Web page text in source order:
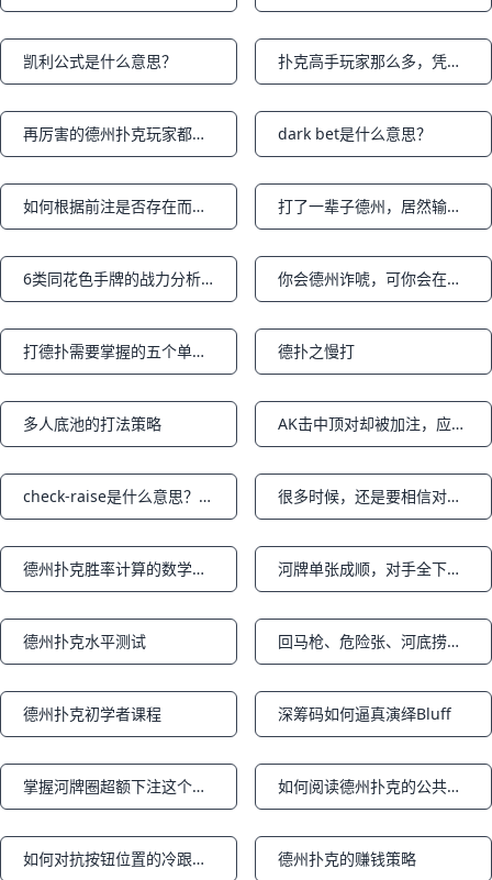
Notifications
凯利公式是什么意思？ Notifications 扑克高手玩家那么多，凭什么不能多你一个？
Notifications 再厉害的德州扑克玩家都有下风期 Notifications
dark bet是什么意思？
Notifications 如何根据前注是否存在而调整你的锦标赛策略 Notifications 打了一辈子德州，居然输给了新手AI！（上篇）
Notifications 6类同花色手牌的战力分析和打法（上篇） Notifications 你会德州诈唬，可你会在河牌抓诈唬吗？
Notifications 打德扑需要掌握的五个单挑制胜策略 Notifications
德扑之慢打
Notifications
多人底池的打法策略 Notifications AK击中顶对却被加注，应该如何行动？
Notifications check-raise是什么意思？德州过牌加注的打法 Notifications 很多时候，还是要相信对手有好牌——给菜鸟的建议
Notifications 德州扑克胜率计算的数学原理 Notifications 河牌单张成顺，对手全下怎么办？
Notifications
德州扑克水平测试 Notifications 回马枪、危险张、河底捞…五种最好的诈唬术
Notifications
德州扑克初学者课程 Notifications
深筹码如何逼真演绎Bluff
Notifications 掌握河牌圈超额下注这个强大的武器 Notifications 如何阅读德州扑克的公共牌面
Notifications 如何对抗按钮位置的冷跟注者？ Notifications
德州扑克的赚钱策略